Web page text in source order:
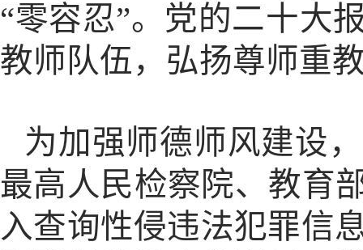
“零容忍”。党的二十大
教师队伍，弘扬尊师重
为加强师德师风建设
最高人民检察院、教育
入查询性侵违法犯罪信